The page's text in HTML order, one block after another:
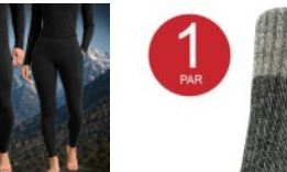
Add to
wishlist